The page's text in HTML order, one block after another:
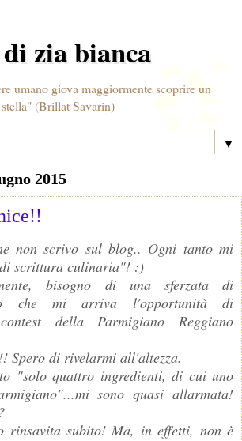
zia bianca
umano giova maggiormente scoprire un
(Brillat Savarin)
▼
2015
non scrivo sul blog.. Ogni tanto mi
scrittura culinaria"! :)
bisogno di una sferzata di
che mi arriva l'opportunità di
della Parmigiano Reggiano
Spero di rivelarmi all'altezza.
"solo quattro ingredienti, di cui uno
sono quasi allarmata!
rinsavita subito! Ma, in effetti, non è